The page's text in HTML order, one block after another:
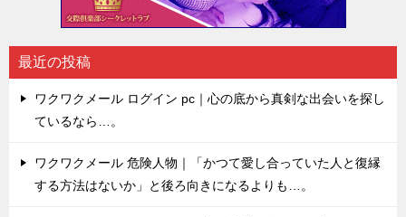
最近の投稿
ワクワクメール ログイン pc｜心の底から真剣な出会いを探し
ているなら…。
ワクワクメール 危険人物｜「かつて愛し合っていた人と復縁
する方法はないか」と後ろ向きになるよりも…。